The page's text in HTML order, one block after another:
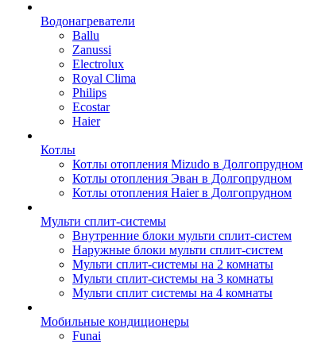
Водонагреватели
Ballu
Zanussi
Electrolux
Royal Clima
Philips
Ecostar
Haier
Котлы
Котлы отопления Mizudo в Долгопрудном
Котлы отопления Эван в Долгопрудном
Котлы отопления Haier в Долгопрудном
Мульти сплит-системы
Внутренние блоки мульти сплит-систем
Наружные блоки мульти сплит-систем
Мульти сплит-системы на 2 комнаты
Мульти сплит-системы на 3 комнаты
Мульти сплит системы на 4 комнаты
Мобильные кондиционеры
Funai